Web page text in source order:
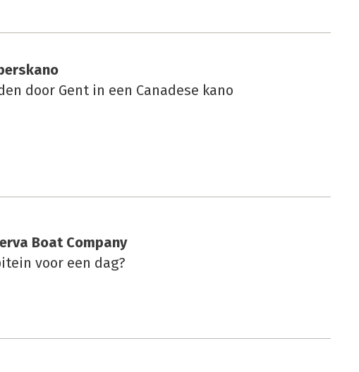
door Gent in een Canadese kano
Boat Com­pa­ny
voor een dag?